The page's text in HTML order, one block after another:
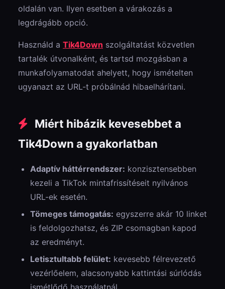
oldalán van. Ilyen esetben a várakozás a
legdrágább opció.
Használd a Tik4Down szolgáltatást közvetlen
tartalék útvonalként, és tartsd mozgásban a
munkafolyamatodat ahelyett, hogy ismételten
ugyanazt az URL-t próbálnád hibaelhárítani.
Miért hibázik kevesebbet a
Tik4Down a gyakorlatban
Adaptív háttérrendszer: konzisztensebben
kezeli a TikTok mintafrissítéseit nyilvános
URL-ek esetén.
Tömeges támogatás: egyszerre akár 10 linket
is feldolgozhatsz, és ZIP csomagban kapod
az eredményt.
Letisztultabb felület: kevesebb félrevezető
vezérlőelem, alacsonyabb kattintási súrlódás
ismétlődő használatnál.